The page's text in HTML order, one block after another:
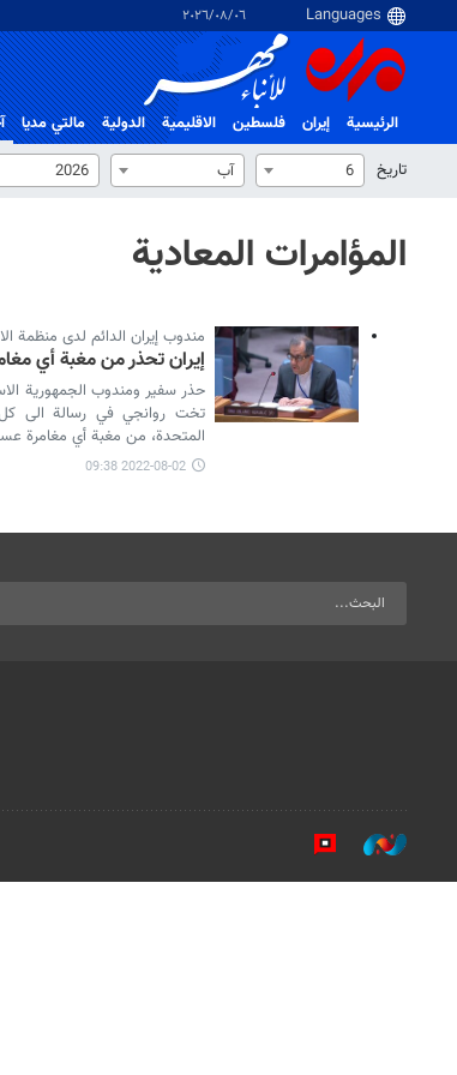
٠٦‏/٠٨‏/٢٠٢٦
الرئيسية إيران فلسطین الاقلیمیة الدولية مالتي مدیا
تاریخ
6 آب 2026
المؤامرات المعادية
مندوب إيران الدائم لدى منظمة
إيران تحذر من مغبة أي
حذر سفير ومندوب الجمهورية
تخت روانجي في رسالة الى
المتحدة، من مغبة أي مغامرة
2022-08-02 09:38